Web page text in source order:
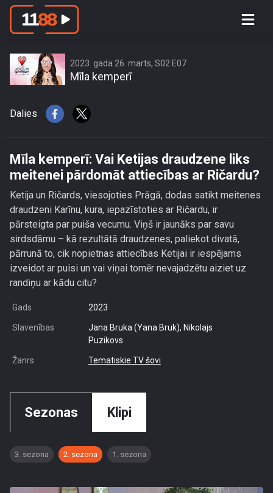
Mīla kemperī: Vai Ketijas draudzene
2023. gada 26. marts, S02 E07
Mīla kemperī
Dalies
Mīla kemperī: Vai Ketijas draudzene liks
meitenei pārdomāt attiecības ar Ričardu?
Ketija un Ričards, viesojoties Prāgā, dodas satikt meitenes
draudzeni Karīnu, kura, iepazīstoties ar Ričardu, ir
pārsteigta par puiša vecumu. Viņš ir jaunāks par savu
sirdsdāmu – kā rezultātā draudzenes, paliekot divatā,
pārrunā to, cik nopietnas attiecības Ketijai ir iespējams
izveidot ar puisi un vai viņai tomēr nevajadzētu aiziet uz
randiņu ar kādu citu?
Gads 2023
Slavenības
Jana Bruka (Yana Bruk), Nikolajs
Puzikovs
Žanrs Tematiskie TV šovi
Sezonas Klipi
3. sezona 2. sezona 1. sezona